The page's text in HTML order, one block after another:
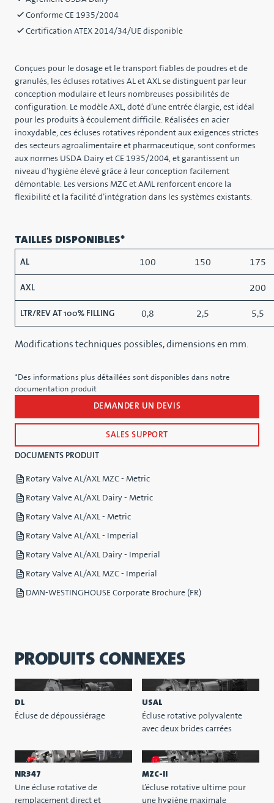
Conforme CE 1935/2004
Certification ATEX 2014/34/UE disponible
Conçues pour le dosage et le transport fiables de poudres et de
granulés, les écluses rotatives AL et AXL se distinguent par leur
conception modulaire et leurs nombreuses possibilités de
configuration. Le modèle AXL, doté d’une entrée élargie, est idéal
pour les produits à écoulement difficile. Réalisées en acier
inoxydable, ces écluses rotatives répondent aux exigences strictes
des secteurs agroalimentaire et pharmaceutique, sont conformes
aux normes USDA Dairy et CE 1935/2004, et garantissent un
niveau d’hygiène élevé grâce à leur conception facilement
démontable. Les versions MZC et AML renforcent encore la
flexibilité et la facilité d’intégration dans les systèmes existants.
TAILLES DISPONIBLES*
AL 100 150 175
AXL 200
LTR/REV AT 100% FILLING 0,8 2,5 5,5
Modifications techniques possibles, dimensions en mm.
*Des informations plus détaillées sont disponibles dans notre
documentation produit
DEMANDER UN DEVIS
SALES SUPPORT
DOCUMENTS PRODUIT
Rotary Valve AL/AXL MZC - Metric
Rotary Valve AL/AXL Dairy - Metric
Rotary Valve AL/AXL - Metric
Rotary Valve AL/AXL - Imperial
Rotary Valve AL/AXL Dairy - Imperial
Rotary Valve AL/AXL MZC - Imperial
DMN-WESTINGHOUSE Corporate Brochure (FR)
PRODUITS CONNEXES
DL
Écluse de dépoussiérage
USAL
Écluse rotative polyvalente
avec deux brides carrées
NR347
Une écluse rotative de
remplacement direct et
MZC-II
L’écluse rotative ultime pour
une hygiène maximale